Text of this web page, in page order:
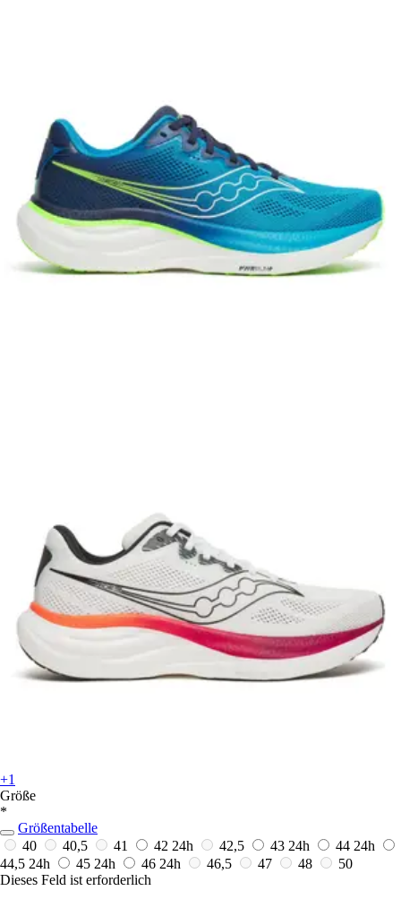
+1
Größe
*
Größentabelle
40
40,5 41 42 24h 42,5 43 24h 44 24h
44,5 24h 45 24h 46 24h 46,5 47 48
50
Dieses Feld ist erforderlich